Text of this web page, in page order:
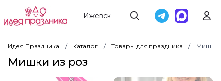
Ижевск
Идея Праздника Каталог Товары для праздника Мишки
Фильтры Цена Цветы Цветы в составе
Мишки из роз